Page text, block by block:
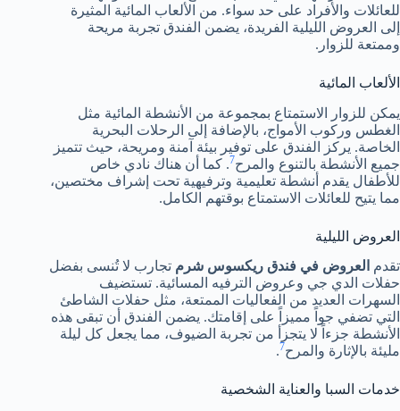
للعائلات والأفراد على حد سواء. من الألعاب المائية المثيرة
إلى العروض الليلية الفريدة، يضمن الفندق تجربة مريحة
وممتعة للزوار.
الألعاب المائية
يمكن للزوار الاستمتاع بمجموعة من الأنشطة المائية مثل
الغطس وركوب الأمواج، بالإضافة إلى الرحلات البحرية
الخاصة. يركز الفندق على توفير بيئة آمنة ومريحة، حيث تتميز
جميع الأنشطة بالتنوع والمرح7. كما أن هناك نادي خاص
للأطفال يقدم أنشطة تعليمية وترفيهية تحت إشراف مختصين،
مما يتيح للعائلات الاستمتاع بوقتهم الكامل.
العروض الليلية
تقدم العروض في فندق ريكسوس شرم تجارب لا تُنسى بفضل
حفلات الدي جي وعروض الترفيه المسائية. تستضيف
السهرات العديد من الفعاليات الممتعة، مثل حفلات الشاطئ
التي تضفي جواً مميزاً على إقامتك. يضمن الفندق أن تبقى هذه
الأنشطة جزءاً لا يتجزأ من تجربة الضيوف، مما يجعل كل ليلة
مليئة بالإثارة والمرح7
.
خدمات السبا والعناية الشخصية